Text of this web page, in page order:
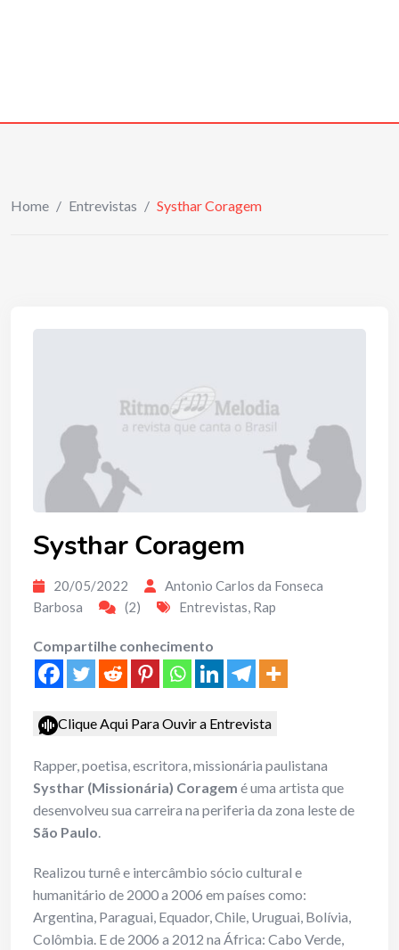
Home / Entrevistas / Systhar Coragem
Systhar Coragem
20/05/2022
Antonio Carlos da Fonseca
Barbosa
(2) Entrevistas, Rap
Compartilhe conhecimento
Clique Aqui Para Ouvir a Entrevista
Rapper, poetisa, escritora, missionária paulistana
Systhar (Missionária) Coragem é uma artista que
desenvolveu sua carreira na periferia da zona leste de
São Paulo.
Realizou turnê e intercâmbio sócio cultural e
humanitário de 2000 a 2006 em países como:
Argentina, Paraguai, Equador, Chile, Uruguai, Bolívia,
Colômbia. E de 2006 a 2012 na África: Cabo Verde,